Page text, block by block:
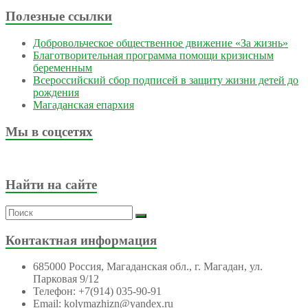
Полезные ссылки
Добровольческое общественное движение «За жизнь»
Благотворительная программа помощи кризисным
беременным
Всероссийский сбор подписей в защиту жизни детей до
рождения
Магаданская епархия
Мы в соцсетях
Найти на сайте
Контактная информация
685000 Россия, Магаданская обл., г. Магадан, ул.
Парковая 9/12
Телефон: +7(914) 035-90-91
Email: kolymazhizn@yandex.ru